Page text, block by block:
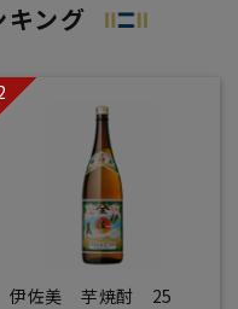
ング
伊佐美 芋焼酎 25